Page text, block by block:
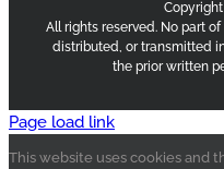
Copyright
All rights reserved. No part
distributed, or transmitted
the prior written
Page load link
This website uses cookies and